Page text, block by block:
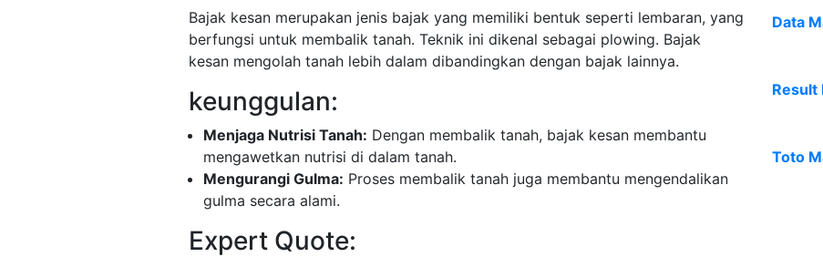
Bajak kesan merupakan jenis bajak yang memiliki bentuk seperti lembaran, yang
berfungsi untuk membalik tanah. Teknik ini dikenal sebagai plowing. Bajak
kesan mengolah tanah lebih dalam dibandingkan dengan bajak lainnya.
keunggulan:
Menjaga Nutrisi Tanah: Dengan membalik tanah, bajak kesan membantu
mengawetkan nutrisi di dalam tanah.
Mengurangi Gulma: Proses membalik tanah juga membantu mengendalikan
gulma secara alami.
Expert Quote:
Data
Result
Toto